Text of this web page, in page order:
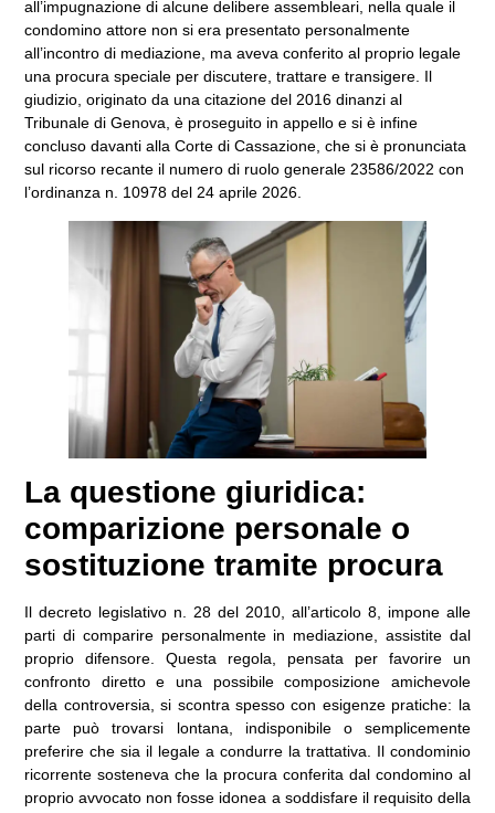
all’impugnazione di alcune delibere assembleari, nella quale il
condomino attore non si era presentato personalmente
all’incontro di mediazione, ma aveva conferito al proprio legale
una procura speciale per discutere, trattare e transigere. Il
giudizio, originato da una citazione del 2016 dinanzi al
Tribunale di Genova, è proseguito in appello e si è infine
concluso davanti alla Corte di Cassazione, che si è pronunciata
sul ricorso recante il numero di ruolo generale 23586/2022 con
l’ordinanza n. 10978 del 24 aprile 2026.
La questione giuridica:
comparizione personale o
sostituzione tramite procura
Il decreto legislativo n. 28 del 2010, all’articolo 8, impone alle
parti di comparire personalmente in mediazione, assistite dal
proprio difensore. Questa regola, pensata per favorire un
confronto diretto e una possibile composizione amichevole
della controversia, si scontra spesso con esigenze pratiche: la
parte può trovarsi lontana, indisponibile o semplicemente
preferire che sia il legale a condurre la trattativa. Il condominio
ricorrente sosteneva che la procura conferita dal condomino al
proprio avvocato non fosse idonea a soddisfare il requisito della